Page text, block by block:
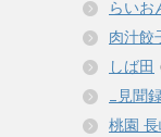
らいお
肉汁餃
しば田
_見聞
桃園